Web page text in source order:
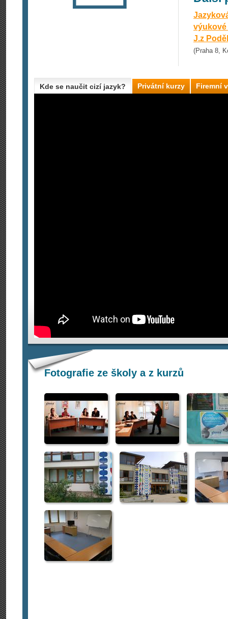
výukové
J.z
(Praha 8,
Kde se naučit cizí jazyk? Privátní kurzy Firemní
Fotografie ze školy a z kurzů